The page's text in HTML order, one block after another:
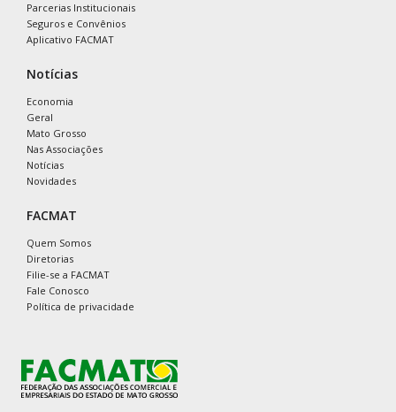
Parcerias Institucionais
Seguros e Convênios
Aplicativo FACMAT
Notícias
Economia
Geral
Mato Grosso
Nas Associações
Notícias
Novidades
FACMAT
Quem Somos
Diretorias
Filie-se a FACMAT
Fale Conosco
Política de privacidade